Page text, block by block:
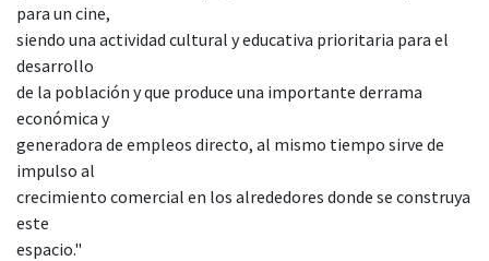
para un cine,
siendo una actividad cultural y educativa prioritaria para el
desarrollo
de la población y que produce una importante derrama
económica y
generadora de empleos directo, al mismo tiempo sirve de
impulso al
crecimiento comercial en los alrededores donde se construya
este
espacio."